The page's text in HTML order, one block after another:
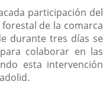
participación del
de la comarca
durante tres días se
colaborar en las
esta intervención